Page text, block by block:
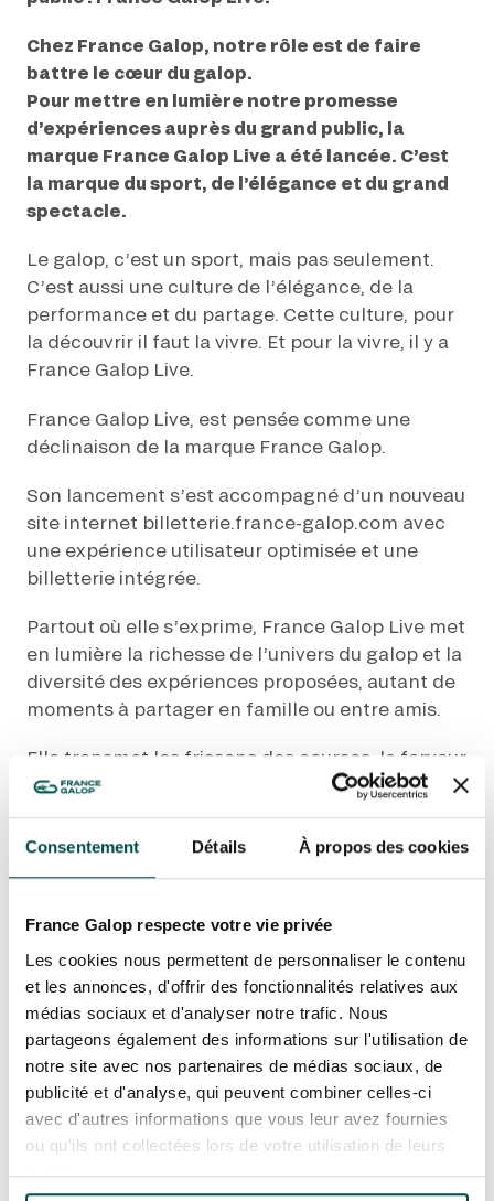
Consentement Détails À propos des cookies
France Galop respecte votre vie privée
Les cookies nous permettent de personnaliser le contenu
et les annonces, d'offrir des fonctionnalités relatives aux
médias sociaux et d'analyser notre trafic. Nous
partageons également des informations sur l'utilisation de
notre site avec nos partenaires de médias sociaux, de
publicité et d'analyse, qui peuvent combiner celles-ci
avec d'autres informations que vous leur avez fournies
ou qu'ils ont collectées lors de votre utilisation de leurs
services.
FAMILY RACE DAYS - L'HIPPODROME EN FAMILLE
48H DE L'OBSTACLE
48H DE L'OBSTACLE
CHRISTMAS AT DEAUVILLE-LA TOUQUES
CHRISTMAS AT DEAUVILLE-LA TOUQUES
NRJ MUSIC TOUR AUX EMIRATES POULES D'ESSAI
NRJ MUSIC TOUR AUX EMIRATES POULES D'ESSAI
LE DÉFI DES HARAS - GRAND STEEPLE-CHASE DE PARIS
QATAR PRIX DU JOCKEY CLUB
QATAR PRIX DU JOCKEY CLUB
PRIX DE DIANE LONGINES
OH! COURSES
OH! COURSES
GRAND PRIX DE SAINT-CLOUD
JEUXDI BY PARISLONGCHAMP
JEUXDI BY PARISLONGCHAMP
14TH JULY
LA GARDEN PARTY - CYGAMES GRAND PRIX DE PARIS -
14TH JULY
ALL OUR EVENTS
OFFERS, PASSES AND MEMBERSHIPS
SEASON TICKET OFFERS
ALL RACE DAYS
PARKING
PARKING
OUR EXPERIENCES
AS A FAMILY
SUBSCRIBE
By clicking on subscribe, you authorise France Galop to store and process
your email address in order to send you its newsletters as well as
information about France Galop. You can unsubscribe at any time by using
your data and rights are managed.
Chez France Galop, notre rôle est de faire
battre le cœur du galop.
Pour mettre en lumière notre promesse
d’expériences auprès du grand public, la
marque France Galop Live a été lancée. C’est
la marque du sport, de l’élégance et du grand
spectacle.
Le galop, c’est un sport, mais pas seulement.
C’est aussi une culture de l’élégance, de la
performance et du partage. Cette culture, pour
la découvrir il faut la vivre. Et pour la vivre, il y a
France Galop Live.
France Galop Live, est pensée comme une
déclinaison de la marque France Galop.
Son lancement s’est accompagné d’un nouveau
site internet billetterie.france-galop.com avec
une expérience utilisateur optimisée et une
billetterie intégrée.
Partout où elle s’exprime, France Galop Live met
en lumière la richesse de l’univers du galop et la
diversité des expériences proposées, autant de
moments à partager en famille ou entre amis.
Elle transmet les frissons des courses, la ferveur
des hippodromes et l’effervescence des
évènements. C’est un champ d’attraction pour
rassembler, et pour faire battre le galop dans le
France Galop Live, des émotions à toute allure.